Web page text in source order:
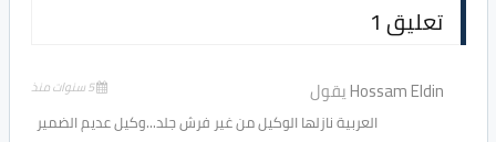
تعليق 1
Hossam Eldinيقول 5 سنوات منذ
العربية نازلها الوكيل من غير فرش جلد…وكيل عديم الضمير